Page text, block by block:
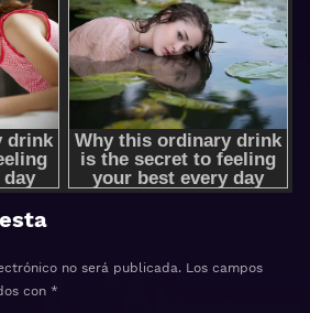
no será publicada. Los campos
con *